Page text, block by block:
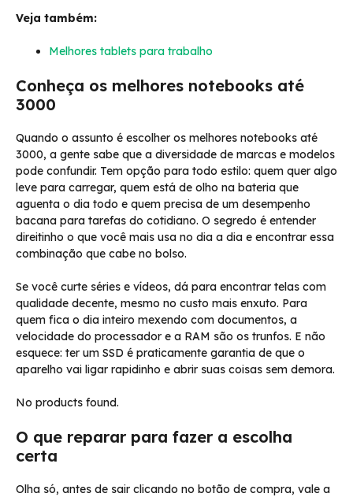
Veja também:
Melhores tablets para trabalho
Conheça os melhores notebooks até
3000
Quando o assunto é escolher os melhores notebooks até
3000, a gente sabe que a diversidade de marcas e modelos
pode confundir. Tem opção para todo estilo: quem quer algo
leve para carregar, quem está de olho na bateria que
aguenta o dia todo e quem precisa de um desempenho
bacana para tarefas do cotidiano. O segredo é entender
direitinho o que você mais usa no dia a dia e encontrar essa
combinação que cabe no bolso.
Se você curte séries e vídeos, dá para encontrar telas com
qualidade decente, mesmo no custo mais enxuto. Para
quem fica o dia inteiro mexendo com documentos, a
velocidade do processador e a RAM são os trunfos. E não
esquece: ter um SSD é praticamente garantia de que o
aparelho vai ligar rapidinho e abrir suas coisas sem demora.
No products found.
O que reparar para fazer a escolha
certa
Olha só, antes de sair clicando no botão de compra, vale a